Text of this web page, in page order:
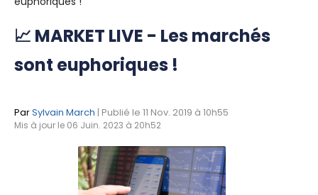
📈 MARKET LIVE - Les marchés
sont euphoriques !
ParSylvain March | Publié le 11 Nov. 2019 à 10h55
Mis à jour le 06 Juin. 2023 à 20h52